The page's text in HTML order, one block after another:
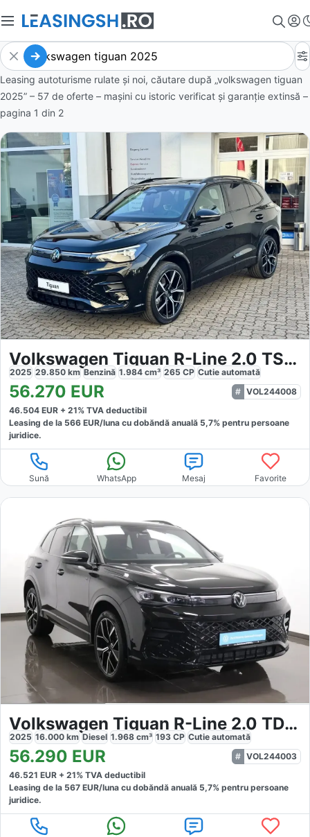
Leasing autoturisme rulate și noi, căutare după „volkswagen tiguan
2025” – 57 de oferte – mașini cu istoric verificat și garanție extinsă –
pagina 1 din 2
Volkswagen Tiguan R-Line 2.0 TSI 4Motion
2025 29.850 km Benzină 1.984 cm³ 265 CP Cutie automată
56.270 EUR
VOL244008
46.504 EUR + 21% TVA deductibil
Leasing de la 566 EUR/luna cu dobăndă anuală 5,7% pentru persoane
juridice.
Sună WhatsApp Mesaj Favorite
Volkswagen Tiguan R-Line 2.0 TDI 4MOTION
2025 16.000 km Diesel 1.968 cm³ 193 CP Cutie automată
56.290 EUR
VOL244003
46.521 EUR + 21% TVA deductibil
Leasing de la 567 EUR/luna cu dobăndă anuală 5,7% pentru persoane
juridice.